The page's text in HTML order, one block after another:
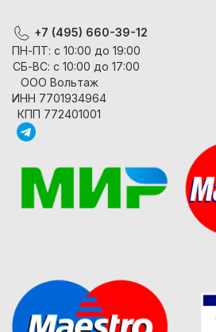
+7 (495) 660-39-12
ПН-ПТ: с 10:00 до 19:00
СБ-ВС: с 10:00 до 17:00
ООО Вольтаж
ИНН 7701934964
КПП 772401001